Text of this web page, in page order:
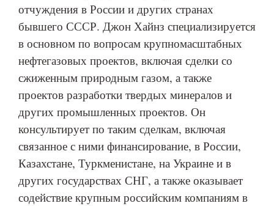
отчуждения в России и других странах
бывшего СССР. Джон Хайнз специализируется
в основном по вопросам крупномасштабных
нефтегазовых проектов, включая сделки со
сжиженным природным газом, а также
проектов разработки твердых минералов и
других промышленных проектов. Он
консультирует по таким сделкам, включая
связанное с ними финансирование, в России,
Казахстане, Туркменистане, на Украине и в
других государствах СНГ, а также оказывает
содействие крупным российским компаниям в